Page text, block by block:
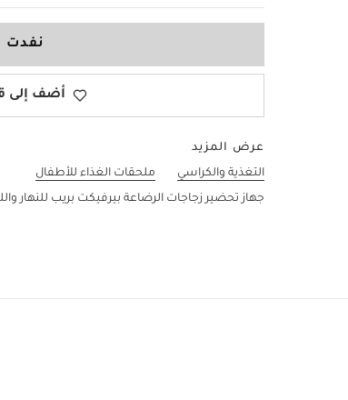
نفدت
أضف إلى
عرض المزيد
التغذية والكراسي
ملحقات الغذاء للأطفال
جهاز تحضير زجاجات الرضاعة بيرفيكت بريب للنهار